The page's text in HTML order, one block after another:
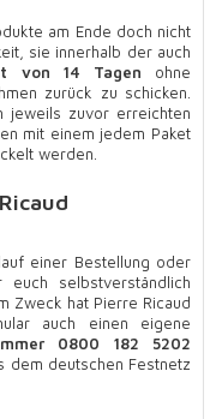
am Ende doch nicht
sie innerhalb der auch
von 14 Tagen ohne
zurück zu schicken.
jeweils zuvor erreichten
mit einem jedem Paket
werden.
einer Bestellung oder
selbstverständlich
Zweck hat Pierre Ricaud
auch einen eigene
0800 182 5202
dem deutschen Festnetz